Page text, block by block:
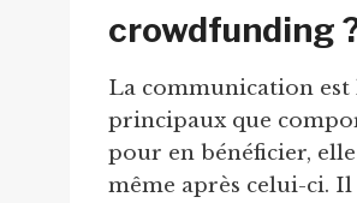
crowdfunding
La communication est
principaux que
pour en bénéficier,
même après celui-ci.